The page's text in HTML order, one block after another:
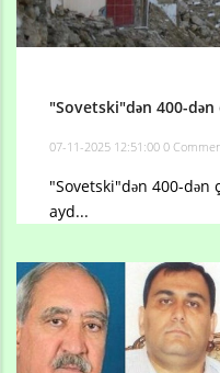
"Sovetski"dən 400-
07-11-2025 12:51:00 0
"Sovetski"dən 400-dən
ayd...